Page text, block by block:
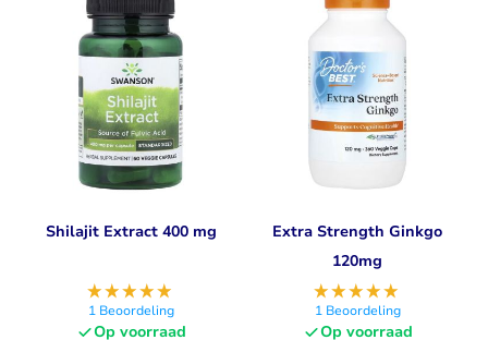
Shilajit Extract 400 mg
1 Beoordeling
Op voorraad
Extra Strength Ginkgo
120mg
1 Beoordeling
Op voorraad